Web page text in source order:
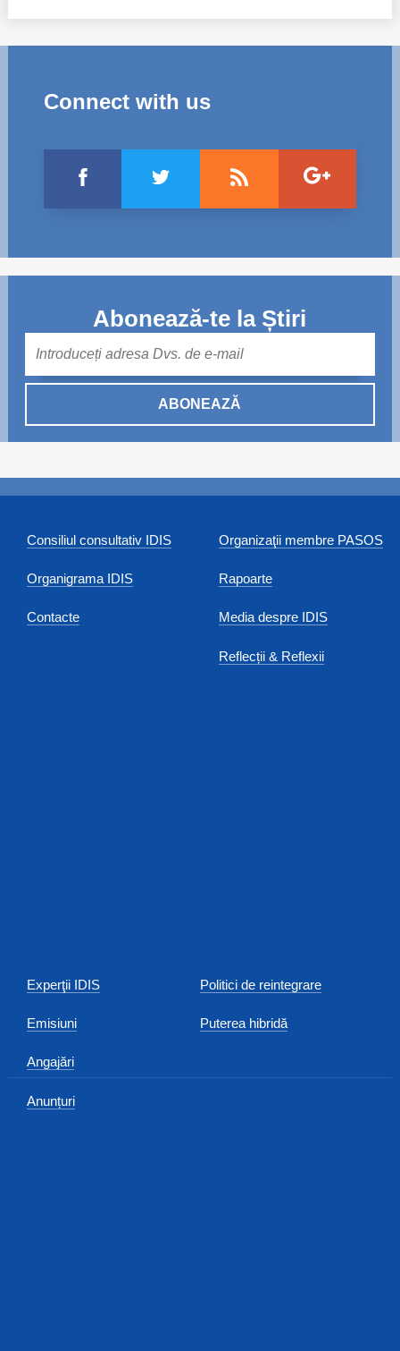
Connect with us
Abonează-te la Știri
ABONEAZĂ
Consiliul consultativ IDIS
Organigrama IDIS
Contacte
Organizaţii membre PASOS
Rapoarte
Media despre IDIS
Reflecții & Reflexii
Experţii IDIS
Emisiuni
Angajări
Anunțuri
Politici de reintegrare
Puterea hibridă